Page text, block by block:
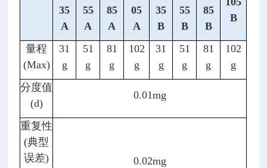
35
A
55
A
85
A
05
A
35
B
55
B
85
B
B
量程
(Max)
31
g
51
g
81
g
102
g
31
g
51
g
81
g
102
g
分度值
(d)
0.01mg
重复性
(典型
误差)
0.02mg